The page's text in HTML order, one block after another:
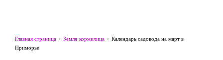
Главная страница Земля-кормилица
Календарь садовода на март в
Приморье